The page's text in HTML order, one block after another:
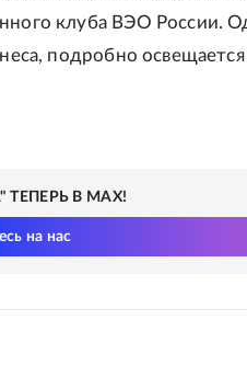
клуба ВЭО России.
подробно освещается
В MAX!
на нас